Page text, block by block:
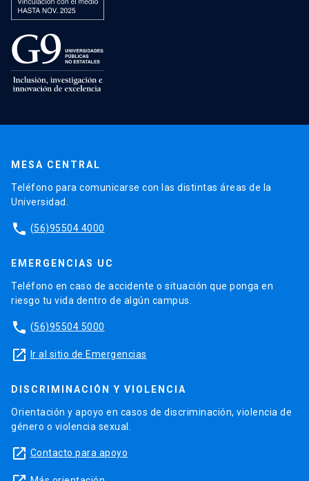
MESA CENTRAL
Teléfono para comunicarse con las distintas áreas de la
Universidad.
phone (56)95504 4000
EMERGENCIAS UC
Teléfono en caso de accidente o situación que ponga en
riesgo tu vida dentro de algún campus.
phone (56)95504 5000
launch Ir al sitio de Emergencias
DISCRIMINACIÓN Y VIOLENCIA
Orientación y apoyo en casos de discriminación, violencia de
género o violencia sexual.
launch Contacto para apoyo